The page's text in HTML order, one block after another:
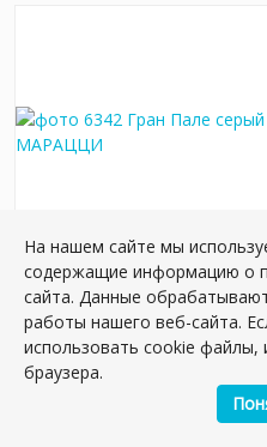
6342 Гран Пале серый
Артикул:6342
Размер: 40*25 см
Вес: 16.25 кг
шт
На нашем сайте мы
содержащие информацию о
сайта. Данные
работы нашего веб-сайта.
использовать cookie файлы,
браузера.